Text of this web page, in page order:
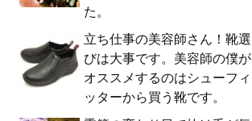
た。
立ち仕事の美容師さん！靴選
びは大事です。美容師の僕が
オススメするのはシューフィ
ッターから買う靴です。